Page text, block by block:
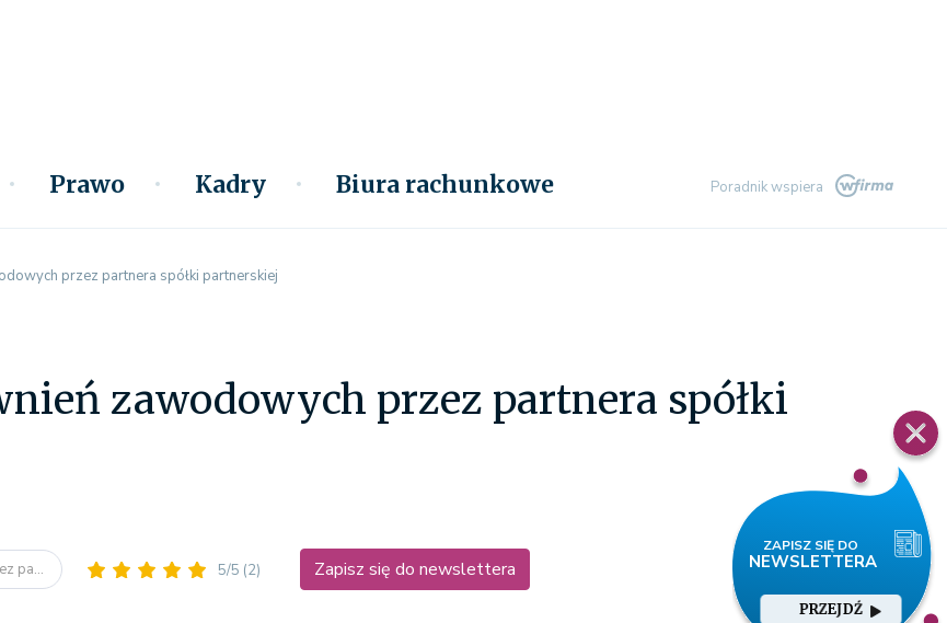
Prawo Kadry Biura rachunkowe Poradnik wspiera
PRZEJDŹ
przez partnera spółki partnerskiej
zawodowych przez partnera spółki
pa... 5/5 (2) Zapisz się do newslettera